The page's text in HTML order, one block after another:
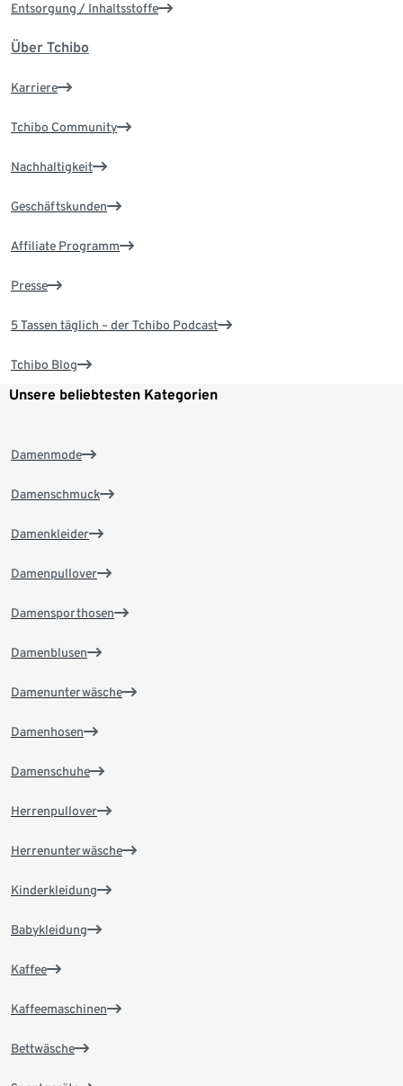
Entsorgung / Inhaltsstoffe
Über Tchibo
Karriere
Tchibo Community
Nachhaltigkeit
Geschäftskunden
Affiliate Programm
Presse
5 Tassen täglich – der Tchibo Podcast
Tchibo Blog
Unsere beliebtesten Kategorien
Damenmode
Damenschmuck
Damenkleider
Damenpullover
Damensporthosen
Damenblusen
Damenunterwäsche
Damenhosen
Damenschuhe
Herrenpullover
Herrenunterwäsche
Kinderkleidung
Babykleidung
Kaffee
Kaffeemaschinen
Bettwäsche